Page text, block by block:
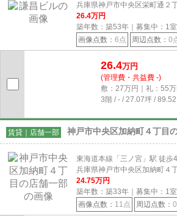
兵庫県神戸市中央区栄町通２
26.4万円
築年数：築53年｜募集中： 1室
画像点数： 6点 周辺点数： 0
26.4万円
(管理費・共益費 -)
敷：27万円｜礼：55万
3階 / - / 27.07坪 / 89.52
賃貸｜店舗一部 神戸市中央区加納町４丁目
東海道本線「三ノ宮」駅 徒歩
兵庫県神戸市中央区加納町４
24.75万円
築年数：築33年｜募集中： 1室
画像点数： 11点 周辺点数：